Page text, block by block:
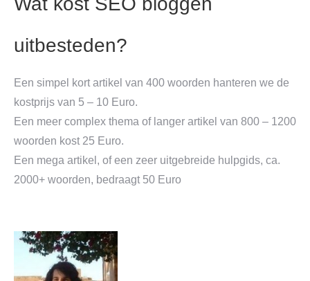
uitbesteden?
Een simpel kort artikel van 400 woorden hanteren we de
kostprijs van 5 – 10 Euro.
Een meer complex thema of langer artikel van 800 – 1200
woorden kost 25 Euro.
Een mega artikel, of een zeer uitgebreide hulpgids, ca.
2000+ woorden, bedraagt 50 Euro